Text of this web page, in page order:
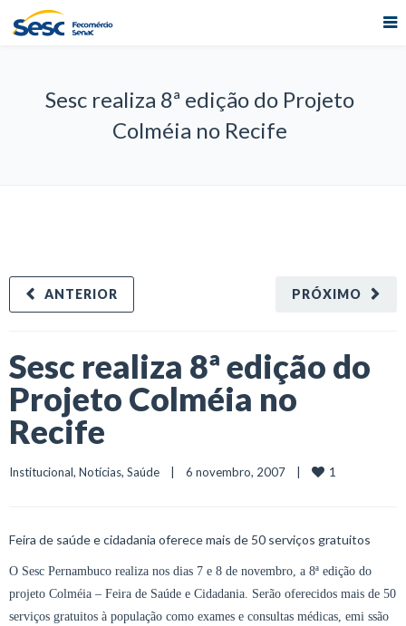
Sesc realiza 8ª edição do Projeto
Colméia no Recife
PRÓXIMO
ANTERIOR
Sesc realiza 8ª edição do
Projeto Colméia no
Recife
Institucional, Notícias, Saúde
    |    6 novembro, 2007    |
1
Feira de saúde e cidadania oferece mais de 50 serviços gratuitos
O Sesc Pernambuco realiza nos dias 7 e 8 de novembro, a 8ª edição do
projeto Colméia – Feira de Saúde e Cidadania. Serão oferecidos mais de 50
serviços gratuitos à população como exames e consultas médicas, emi ssão